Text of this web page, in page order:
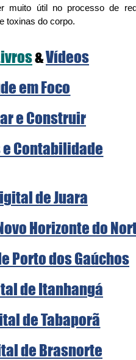
muito útil no processo de
toxinas do corpo.
&Vídeos
em Foco
e Construir
e Contabilidade
de Juara
Horizonte do
Porto dos Gaúchos
de Itanhangá
de Tabaporã
de Brasnorte